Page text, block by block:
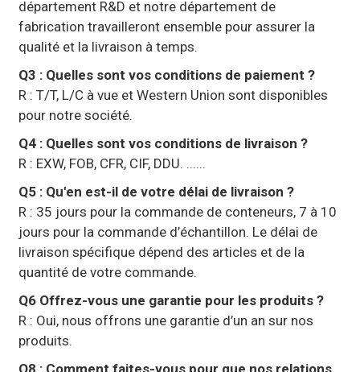
département R&D et notre département de
fabrication travailleront ensemble pour assurer la
qualité et la livraison à temps.
Q3 : Quelles sont vos conditions de paiement ?
R : T/T, L/C à vue et Western Union sont disponibles
pour notre société.
Q4 : Quelles sont vos conditions de livraison ?
R : EXW, FOB, CFR, CIF, DDU. ......
Q5 : Qu'en est-il de votre délai de livraison ?
R : 35 jours pour la commande de conteneurs, 7 à 10
jours pour la commande d’échantillon. Le délai de
livraison spécifique dépend des articles et de la
quantité de votre commande.
Q6 Offrez-vous une garantie pour les produits ?
R : Oui, nous offrons une garantie d’un an sur nos
produits.